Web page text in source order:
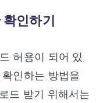
확인하기
허용이 되어 있
인하는 방법을
드 받기 위해서는